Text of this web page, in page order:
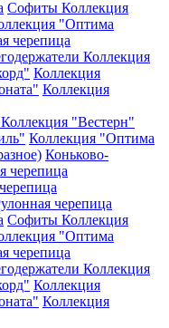
Софиты Коллекция
"Оптима
черепица
Коллекция
Коллекция
Коллекция
Коллекция "Вестерн"
Коллекция "Оптима
Коньково-
черепица
Софиты Коллекция
"Оптима
черепица
Коллекция
Коллекция
Коллекция